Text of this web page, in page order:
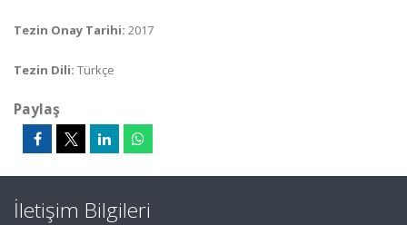
Tezin Onay Tarihi: 2017
Tezin Dili: Türkçe
Paylaş
İletişim Bilgileri